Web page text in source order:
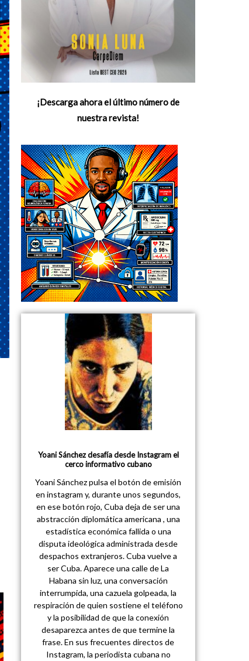
¡Descarga ahora el último número de
nuestra revista!
Yoani Sánchez desafía desde Instagram el
cerco informativo cubano
Yoani Sánchez pulsa el botón de emisión
en instagram y, durante unos segundos,
en ese botón rojo, Cuba deja de ser una
abstracción diplomática americana , una
estadística económica fallida o una
disputa ideológica administrada desde
despachos extranjeros. Cuba vuelve a
ser Cuba. Aparece una calle de La
Habana sin luz, una conversación
interrumpida, una cazuela golpeada, la
respiración de quien sostiene el teléfono
y la posibilidad de que la conexión
desaparezca antes de que termine la
frase. En sus frecuentes directos de
Instagram, la periodista cubana no